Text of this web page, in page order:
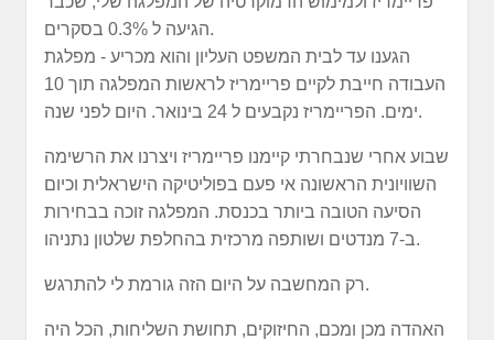
הגיעה ל 0.3% בסקרים.
הגענו עד לבית המשפט העליון והוא מכריע - מפלגת
העבודה חייבת לקיים פריימריז לראשות המפלגה תוך 10
ימים. הפריימריז נקבעים ל 24 בינואר. היום לפני שנה.
שבוע אחרי שנבחרתי קיימנו פריימריז ויצרנו את הרשימה
השוויונית הראשונה אי פעם בפוליטיקה הישראלית וכיום
הסיעה הטובה ביותר בכנסת. המפלגה זוכה בבחירות
ב-7 מנדטים ושותפה מרכזית בהחלפת שלטון נתניהו.
רק המחשבה על היום הזה גורמת לי להתרגש.
האהדה מכן ומכם, החיזוקים, תחושת השליחות, הכל היה